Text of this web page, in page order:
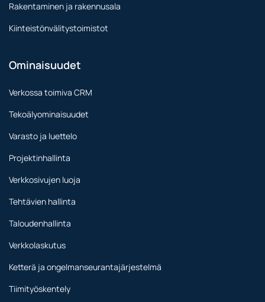
Rakentaminen ja rakennusala
Kiinteistönvälitystoimistot
Ominaisuudet
Verkossa toimiva CRM
Tekoälyominaisuudet
Varasto ja luettelo
Projektinhallinta
Verkkosivujen luoja
Tehtävien hallinta
Taloudenhallinta
Verkkolaskutus
Ketterä ja ongelmanseurantajärjestelmä
Tiimityöskentely